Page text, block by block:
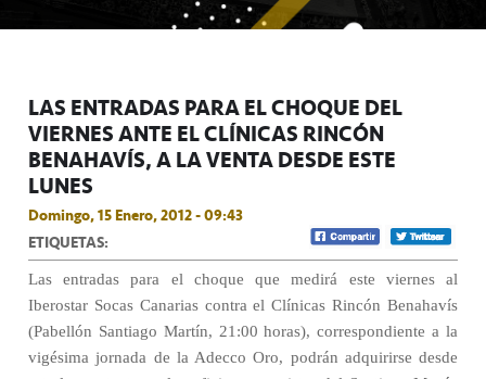
LAS ENTRADAS PARA EL CHOQUE DEL
VIERNES ANTE EL CLÍNICAS RINCÓN
BENAHAVÍS, A LA VENTA DESDE ESTE
LUNES
Domingo, 15 Enero, 2012 - 09:43
ETIQUETAS:
Las entradas para el choque que medirá este viernes al
Iberostar Socas Canarias contra el Clínicas Rincón Benahavís
(Pabellón Santiago Martín, 21:00 horas), correspondiente a la
vigésima jornada de la Adecco Oro, podrán adquirirse desde